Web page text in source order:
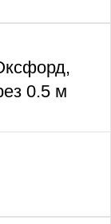
0.5 м